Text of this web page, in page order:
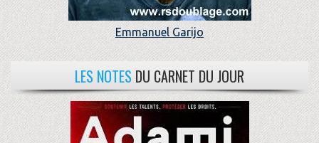
Emmanuel Garijo
LES NOTES DU CARNET DU JOUR